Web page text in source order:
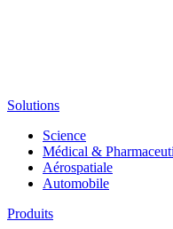
Solutions
Science
Médical &
Aérospatiale
Automobile
Produits